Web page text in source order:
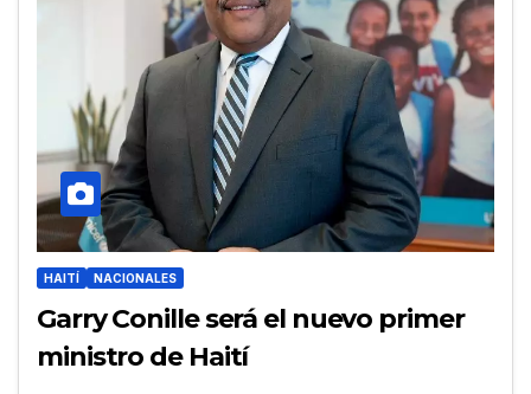
HAITÍ NACIONALES
Garry Conille será el nuevo primer
ministro de Haití